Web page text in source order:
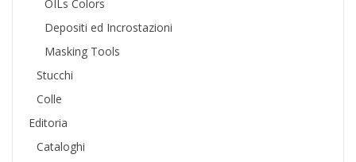
OILs Colors
Depositi ed Incrostazioni
Masking Tools
Stucchi
Colle
Editoria
Cataloghi